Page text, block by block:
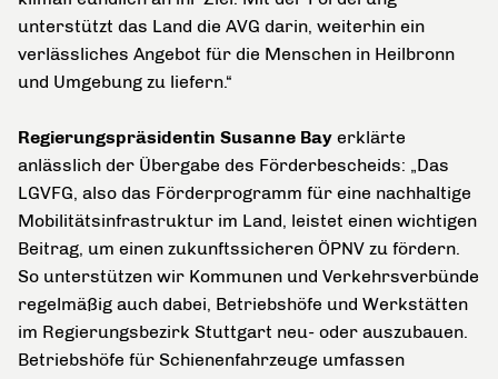
unterstützt das Land die AVG darin, weiterhin ein
verlässliches Angebot für die Menschen in Heilbronn
und Umgebung zu liefern.“
Regierungspräsidentin Susanne Bay erklärte
anlässlich der Übergabe des Förderbescheids: „Das
LGVFG, also das Förderprogramm für eine nachhaltige
Mobilitätsinfrastruktur im Land, leistet einen wichtigen
Beitrag, um einen zukunftssicheren ÖPNV zu fördern.
So unterstützen wir Kommunen und Verkehrsverbünde
regelmäßig auch dabei, Betriebshöfe und Werkstätten
im Regierungsbezirk Stuttgart neu- oder auszubauen.
Betriebshöfe für Schienenfahrzeuge umfassen